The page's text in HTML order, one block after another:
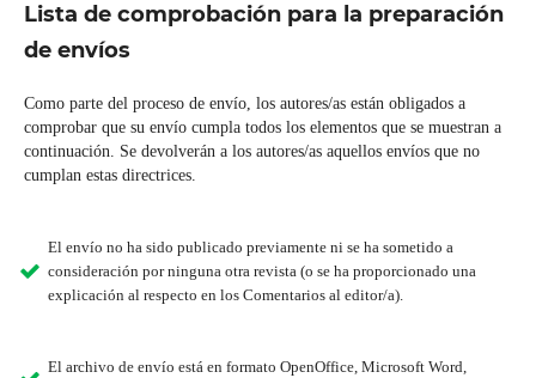
Lista de comprobación para la preparación
de envíos
Como parte del proceso de envío, los autores/as están obligados a
comprobar que su envío cumpla todos los elementos que se muestran a
continuación. Se devolverán a los autores/as aquellos envíos que no
cumplan estas directrices.
El envío no ha sido publicado previamente ni se ha sometido a
consideración por ninguna otra revista (o se ha proporcionado una
explicación al respecto en los Comentarios al editor/a).
El archivo de envío está en formato OpenOffice, Microsoft Word,